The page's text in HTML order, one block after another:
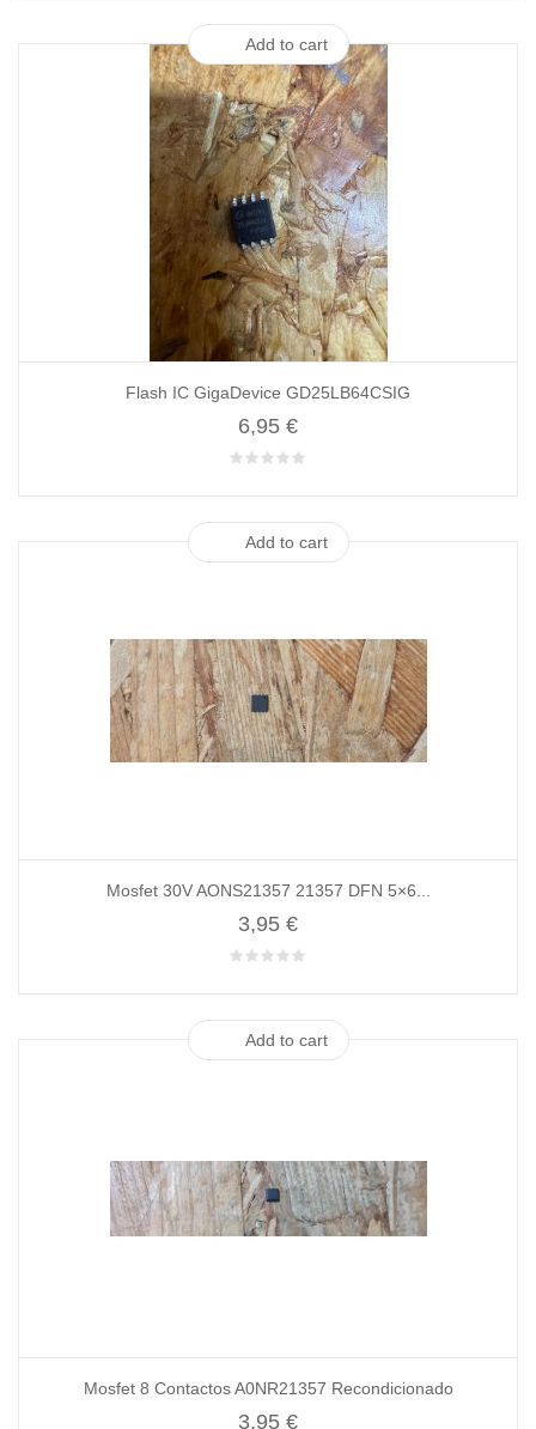
Add to cart
Flash IC GigaDevice GD25LB64CSIG
6,95 €
Add to cart
Mosfet 30V AONS21357 21357 DFN 5×6...
3,95 €
Add to cart
Mosfet 8 Contactos A0NR21357 Recondicionado
3,95 €